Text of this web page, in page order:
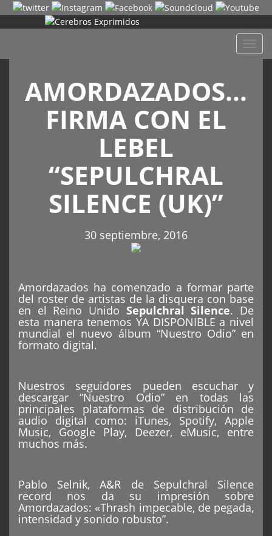
AMORDAZADOS…
FIRMA CON EL
LEBEL
“SEPULCHRAL
SILENCE (UK)”
30 septiembre, 2016
Amordazados ha comenzado a formar parte
del roster de artistas de la disquera con base
en el Reino Unido Sepulchral Silence. De
esta manera tenemos YA DISPONIBLE a nivel
mundial el nuevo álbum “Nuestro Odio” en
formato digital.
Nuestros seguidores pueden escuchar y
descargar “Nuestro Odio” en todas las
principales plataformas de distribución de
audio digital como: iTunes, Spotify, Apple
Music, Google Play, Deezer, eMusic, entre
muchos más.
Pablo Selnik, A&R de Sepulchral Silence
record nos da su impresión sobre
Amordazados: «Thrash impecable, de pegada,
intensidad y sonido robusto”.